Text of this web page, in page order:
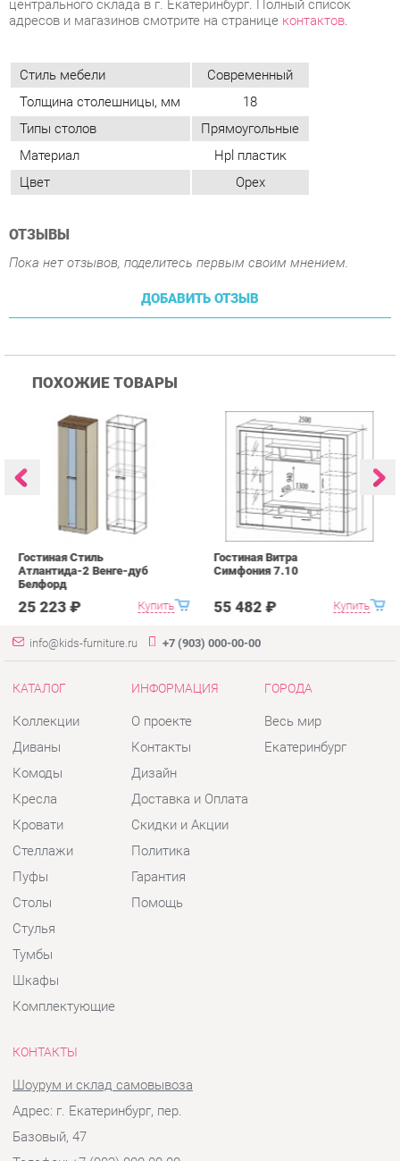
Типы столов
Прямоугольные
Цвет
Орех
ОТЗЫВЫ
Пока нет отзывов, поделитесь первым своим мнением.
ДОБАВИТЬ ОТЗЫВ
Купить
Гостиная Стиль
Атлантида-2 Венге-дуб
25 223 ₽ Купить
Гостиная Витра
Симфония 7.10
55 482 ₽
info@kids-furniture.ru
Коллекции
Диваны
Кресла
Пуфы
Столы
Стулья
Тумбы
Шкафы
Комплектующие
О проекте
Контакты
Доставка и Оплата
Гарантия
Помощь
Весь мир
Екатеринбург
КОНТАКТЫ
Шоурум и склад самовывоза
Адрес: г. Екатеринбург, пер.
Базовый, 47
Телефон: +7 (903) 000-00-00
Пн - Пт:10:00 - 18:00 (GMT+5)
Отправить сообщение